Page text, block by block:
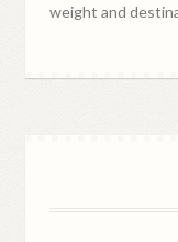
weight and